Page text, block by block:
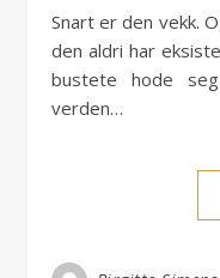
Snart er den vekk.
den aldri har
bustete hode
verden…